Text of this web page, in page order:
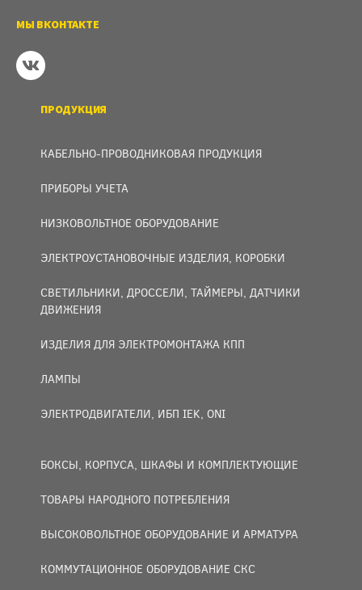
МЫ ВКОНТАКТЕ
ПРОДУКЦИЯ
КАБЕЛЬНО-ПРОВОДНИКОВАЯ ПРОДУКЦИЯ
ПРИБОРЫ УЧЕТА
НИЗКОВОЛЬТНОЕ ОБОРУДОВАНИЕ
ЭЛЕКТРОУСТАНОВОЧНЫЕ ИЗДЕЛИЯ, КОРОБКИ
СВЕТИЛЬНИКИ, ДРОССЕЛИ, ТАЙМЕРЫ, ДАТЧИКИ
ДВИЖЕНИЯ
ИЗДЕЛИЯ ДЛЯ ЭЛЕКТРОМОНТАЖА КПП
ЛАМПЫ
ЭЛЕКТРОДВИГАТЕЛИ, ИБП IEK, ONI
БОКСЫ, КОРПУСА, ШКАФЫ И КОМПЛЕКТУЮЩИЕ
ТОВАРЫ НАРОДНОГО ПОТРЕБЛЕНИЯ
ВЫСОКОВОЛЬТНОЕ ОБОРУДОВАНИЕ И АРМАТУРА
КОММУТАЦИОННОЕ ОБОРУДОВАНИЕ СКС